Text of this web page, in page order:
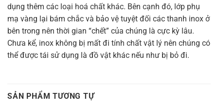
dụng thêm các loại hoá chất khác. Bên cạnh đó, lớp phụ
mạ vàng lại bám chắc và bảo vệ tuyệt đối các thanh inox ở
bên trong nên thời gian “chết” của chúng là cực kỳ lâu.
Chưa kể, inox không bị mất đi tính chất vật lý nên chúng có
thể được tái sử dụng là đồ vật khác nếu như bị bỏ đi.
SẢN PHẨM TƯƠNG TỰ